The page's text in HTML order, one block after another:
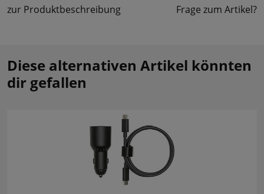
zur Produktbeschreibung Frage zum Artikel?
Diese alternativen Artikel könnten
dir gefallen